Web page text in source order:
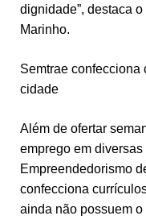
dignidade”, destaca
Marinho.
Semtrae confecciona
cidade
Além de ofertar
emprego em
Empreendedorismo
confecciona
ainda não possuem o